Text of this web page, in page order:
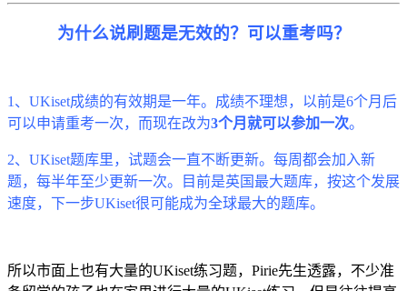
为什么说刷题是无效的？可以重考吗？
1、UKiset成绩的有效期是一年。成绩不理想，以前是6个月后
可以申请重考一次，而现在改为3个月就可以参加一次。
2、UKiset题库里，试题会一直不断更新。每周都会加入新
题，每半年至少更新一次。目前是英国最大题库，按这个发展
速度，下一步UKiset很可能成为全球最大的题库。
所以市面上也有大量的UKiset练习题，Pirie先生透露，不少准